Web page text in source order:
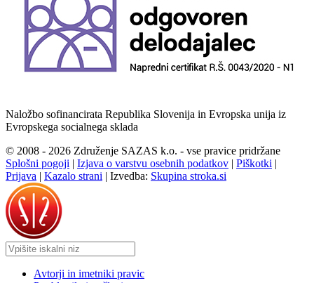
Naložbo sofinancirata Republika Slovenija in Evropska unija iz
Evropskega socialnega sklada
© 2008 - 2026 Združenje SAZAS k.o. - vse pravice pridržane
Splošni pogoji | Izjava o varstvu osebnih podatkov | Piškotki |
Prijava | Kazalo strani | Izvedba: Skupina stroka.si
Avtorji in imetniki pravic